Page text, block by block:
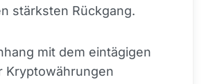
stärksten Rückgang.
mit dem eintägigen
Kryptowährungen